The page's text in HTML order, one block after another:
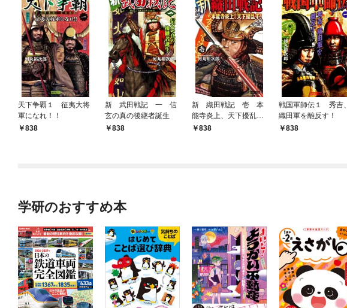
天下争覇１ 征夷大将
軍になれ！！
838
新 武田戦記 一 信
玄の真の後継者誕生
838
新 織田戦記 壱 本
能寺炎上、天下擾乱
す！838
戦国軍師伝１ 秀吉、
織田軍を離反す！
838
学研のおすすめ本